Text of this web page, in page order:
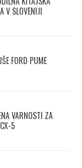
V SLOVENIJI
FORD PUME
VARNOSTI ZA
5